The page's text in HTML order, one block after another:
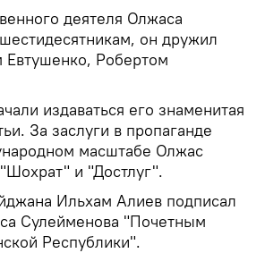
деятеля Олжаса
он дружил
Робертом
издаваться его знаменитая
За заслуги в пропаганде
масштабе Олжас
и "Достлуг".
Ильхам Алиев подписал
Сулейменова "Почетным
Республики".